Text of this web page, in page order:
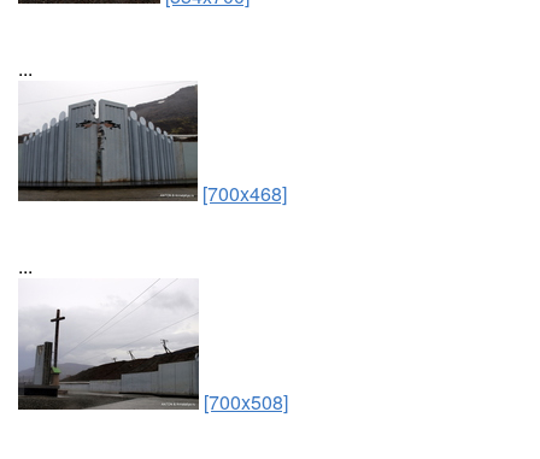
...
[700x468]
...
[700x508]